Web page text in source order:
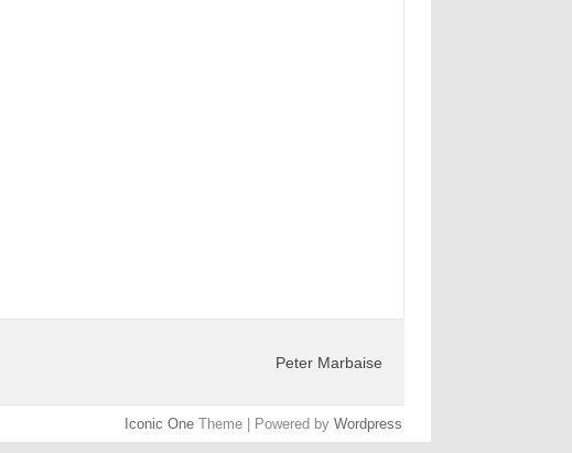
Peter Marbaise
Iconic One Theme | Powered by Wordpress